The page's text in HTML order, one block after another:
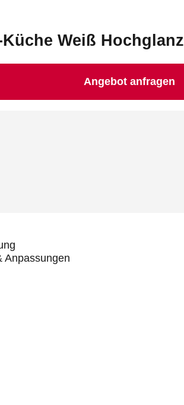
Weiß Hochglanz
Angebot anfragen
Anpassungen